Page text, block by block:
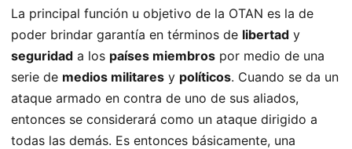
La principal función u objetivo de la OTAN es la de
poder brindar garantía en términos de libertad y
seguridad a los países miembros por medio de una
serie de medios militares y políticos. Cuando se da un
ataque armado en contra de uno de sus aliados,
entonces se considerará como un ataque dirigido a
todas las demás. Es entonces básicamente, una